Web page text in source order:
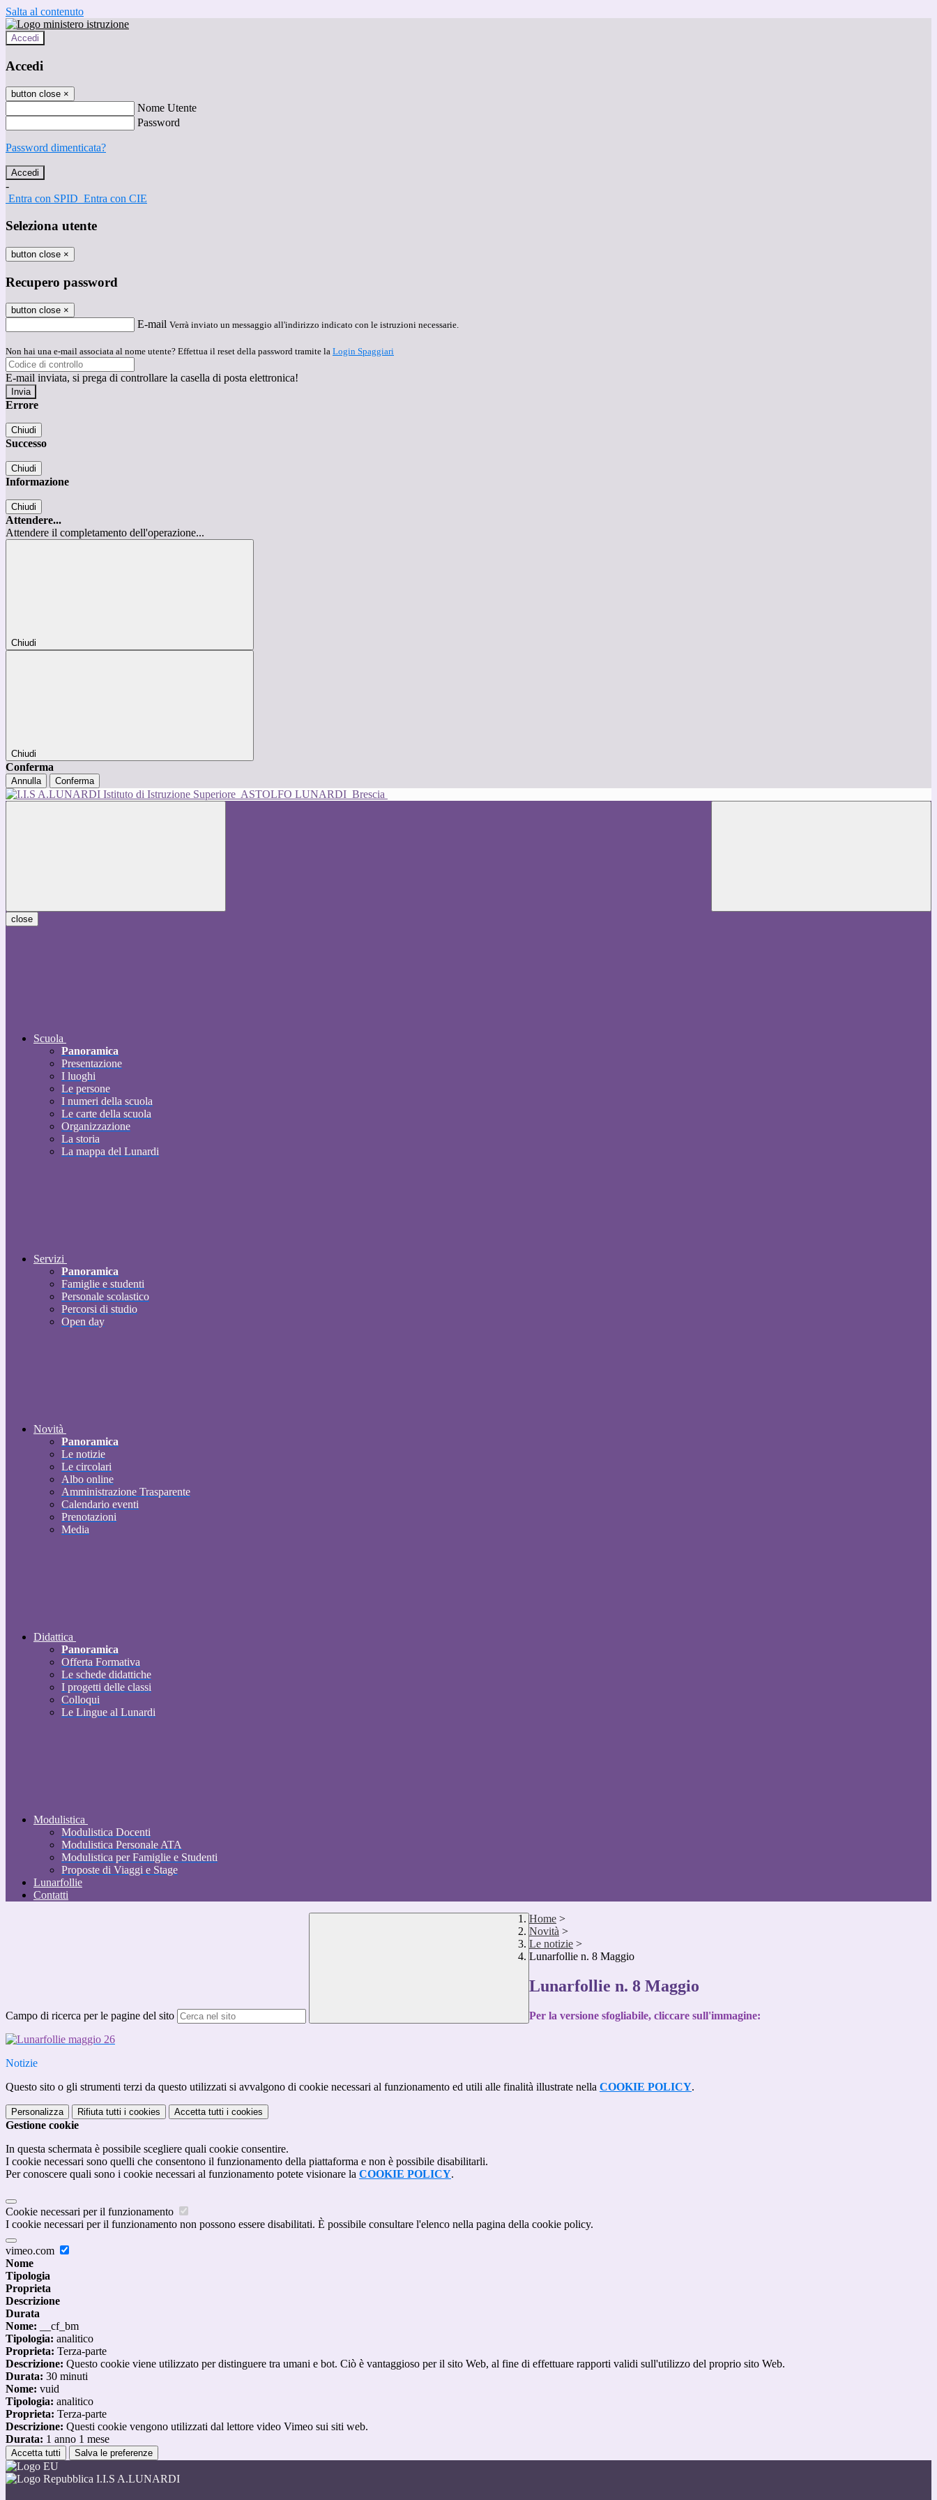
Salta al contenuto
Accedi
Accedi
button close ×
Nome Utente
Password
Password dimenticata?
-
Entra con SPID Entra con CIE
Seleziona utente
button close ×
Recupero password
button close ×
E-mail Verrà inviato un messaggio all'indirizzo indicato con le istruzioni necessarie.
Non hai una e-mail associata al nome utente? Effettua il reset della password tramite la Login Spaggiari
E-mail inviata, si prega di controllare la casella di posta elettronica!
Errore
Chiudi
Successo
Chiudi
Informazione
Chiudi
Attendere...
Attendere il completamento dell'operazione...
Chiudi
Chiudi
Conferma
Annulla Conferma
Istituto di Istruzione Superiore ASTOLFO LUNARDI Brescia
close
Scuola
Panoramica
Presentazione
I luoghi
Le persone
I numeri della scuola
Le carte della scuola
Organizzazione
La storia
La mappa del Lunardi
Servizi
Panoramica
Famiglie e studenti
Personale scolastico
Percorsi di studio
Open day
Novità
Panoramica
Le notizie
Le circolari
Albo online
Amministrazione Trasparente
Calendario eventi
Prenotazioni
Media
Didattica
Panoramica
Offerta Formativa
Le schede didattiche
I progetti delle classi
Colloqui
Le Lingue al Lunardi
Modulistica
Modulistica Docenti
Modulistica Personale ATA
Modulistica per Famiglie e Studenti
Proposte di Viaggi e Stage
Lunarfollie
Contatti
Campo di ricerca per le pagine del sito
Home >
Novità >
Le notizie >
Lunarfollie n. 8 Maggio
Lunarfollie n. 8 Maggio
Per la versione sfogliabile, cliccare sull'immagine:
Notizie
Questo sito o gli strumenti terzi da questo utilizzati si avvalgono di cookie necessari al funzionamento ed utili alle finalità illustrate nella COOKIE POLICY.
Personalizza Rifiuta tutti i cookies Accetta tutti i cookies
Gestione cookie
In questa schermata è possibile scegliere quali cookie consentire.
I cookie necessari sono quelli che consentono il funzionamento della piattaforma e non è possibile disabilitarli.
Per conoscere quali sono i cookie necessari al funzionamento potete visionare la COOKIE POLICY.
Cookie necessari per il funzionamento
I cookie necessari per il funzionamento non possono essere disabilitati. È possibile consultare l'elenco nella pagina della cookie policy.
vimeo.com
Nome
Tipologia
Proprieta
Descrizione
Durata
Nome: __cf_bm
Tipologia: analitico
Proprieta: Terza-parte
Descrizione: Questo cookie viene utilizzato per distinguere tra umani e bot. Ciò è vantaggioso per il sito Web, al fine di effettuare rapporti validi sull'utilizzo del proprio sito Web.
Durata: 30 minuti
Nome: vuid
Tipologia: analitico
Proprieta: Terza-parte
Descrizione: Questi cookie vengono utilizzati dal lettore video Vimeo sui siti web.
Durata: 1 anno 1 mese
Accetta tutti Salva le preferenze
I.I.S A.LUNARDI